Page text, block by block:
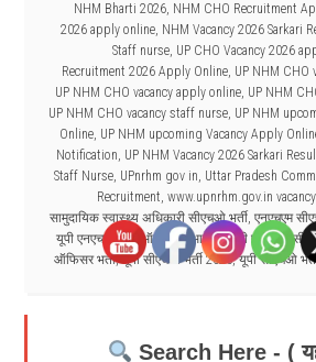
NHM Bharti 2026, NHM CHO Recruitment
2026 apply online, NHM Vacancy 2026 Sarkari
Staff nurse, UP CHO Vacancy 2026
Recruitment 2026 Apply Online, UP NHM CHO
UP NHM CHO vacancy apply online, UP NHM
UP NHM CHO vacancy staff nurse, UP NHM
Online, UP NHM upcoming Vacancy Apply
Notification, UP NHM Vacancy 2026 Sarkari
Staff Nurse, UPnrhm gov in, Uttar Pradesh
Recruitment, www.upnrhm.gov.in
सामुदायिक स्वास्थ्य अधिकारी सीएचओ भर्ती, एनएचएम
यूपी एनएचएम भर्ती ऑनलाइन आवेदन,यूपी एनएचएम
ऑफिसर भर्ती,यूपी सीएचओ भर्ती 2026,यूपी सीएचओ
Search Here - (